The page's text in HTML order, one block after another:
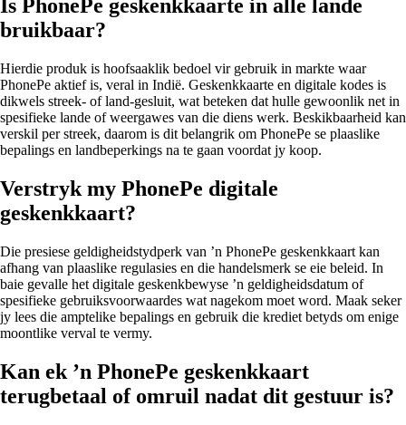
Is PhonePe geskenkkaarte in alle lande
bruikbaar?
Hierdie produk is hoofsaaklik bedoel vir gebruik in markte waar
PhonePe aktief is, veral in Indië. Geskenkkaarte en digitale kodes is
dikwels streek- of land-gesluit, wat beteken dat hulle gewoonlik net in
spesifieke lande of weergawes van die diens werk. Beskikbaarheid kan
verskil per streek, daarom is dit belangrik om PhonePe se plaaslike
bepalings en landbeperkings na te gaan voordat jy koop.
Verstryk my PhonePe digitale
geskenkkaart?
Die presiese geldigheidstydperk van ’n PhonePe geskenkkaart kan
afhang van plaaslike regulasies en die handelsmerk se eie beleid. In
baie gevalle het digitale geskenkbewyse ’n geldigheidsdatum of
spesifieke gebruiksvoorwaardes wat nagekom moet word. Maak seker
jy lees die amptelike bepalings en gebruik die krediet betyds om enige
moontlike verval te vermy.
Kan ek ’n PhonePe geskenkkaart
terugbetaal of omruil nadat dit gestuur is?